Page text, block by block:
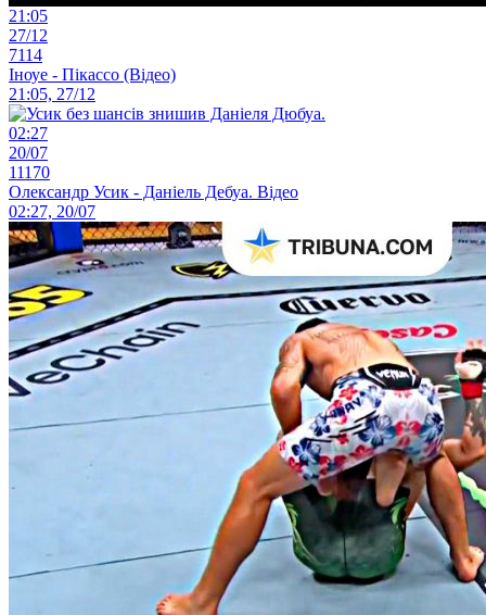
21:05
27/12
7114
Іноуе - Пікассо (Відео)
21:05, 27/12
02:27
20/07
11170
Олександр Усик - Даніель Дебуа. Відео
02:27, 20/07